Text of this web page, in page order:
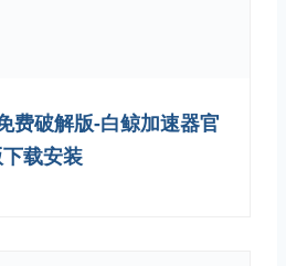
费破解版-白鲸加速器官
载安装